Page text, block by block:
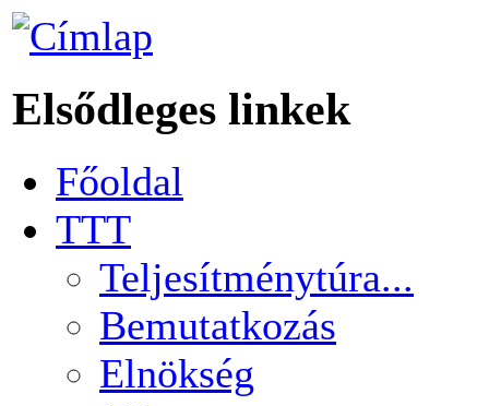
Elsődleges linkek
Főoldal
TTT
Teljesítménytúra...
Bemutatkozás
Elnökség